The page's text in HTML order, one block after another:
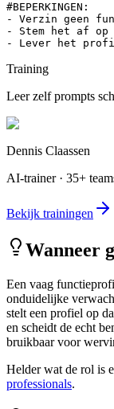
#BEPERKINGEN:
- Verzin geen
- Stem het af op
- Lever het
Training
Leer zelf prompts
Dennis Claassen
AI-trainer · 35+
Bekijk trainingen
Wanneer
Een vaag
onduidelijke
stelt een profiel op
en scheidt de echt
bruikbaar voor
Helder wat de rol is
professionals.